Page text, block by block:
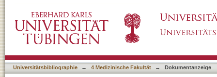
Universitätsbibliographie → 4 Medizinische Fakultät → Dokumentanzeige